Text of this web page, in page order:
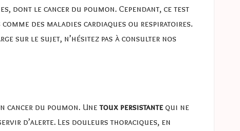
dont le cancer du poumon. Cependant, ce test
des maladies cardiaques ou respiratoires.
sur le sujet, n’hésitez pas à consulter nos
cancer du poumon. Unetoux persistante qui ne
d’alerte. Les douleurs thoraciques, en